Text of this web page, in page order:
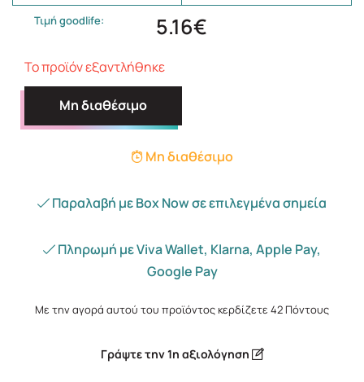
Τιμή goodlife: 5.16€
Το προϊόν εξαντλήθηκε
Μη διαθέσιμο
Μη διαθέσιμο
Παραλαβή με Box Now σε επιλεγμένα σημεία
Πληρωμή με Viva Wallet, Klarna, Apple Pay,
Google Pay
Με την αγορά αυτού του προϊόντος κερδίζετε 42 Πόντους
Γράψτε την 1η αξιολόγηση